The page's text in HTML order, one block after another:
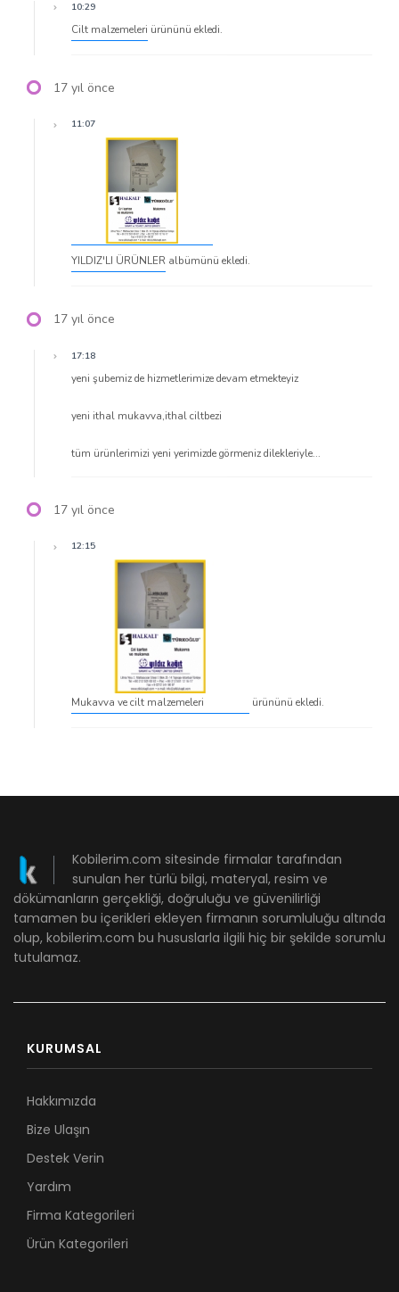
10:29
Cilt malzemeleri ürününü ekledi.
17 yıl önce
11:07
YILDIZ'LI ÜRÜNLER albümünü ekledi.
17 yıl önce
17:18
yeni şubemiz de hizmetlerimize devam etmekteyiz
yeni ithal mukavva,ithal ciltbezi
tüm ürünlerimizi yeni yerimizde görmeniz dilekleriyle...
17 yıl önce
12:15
Mukavva ve cilt malzemeleri ürününü ekledi.
Kobilerim.com sitesinde firmalar tarafından
sunulan her türlü bilgi, materyal, resim ve
dökümanların gerçekliği, doğruluğu ve güvenilirliği
tamamen bu içerikleri ekleyen firmanın sorumluluğu altında
olup, kobilerim.com bu hususlarla ilgili hiç bir şekilde sorumlu
tutulamaz.
KURUMSAL
Hakkımızda
Bize Ulaşın
Destek Verin
Yardım
Firma Kategorileri
Ürün Kategorileri